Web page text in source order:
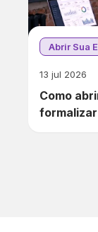
Abrir Sua
13 jul 2026
Como